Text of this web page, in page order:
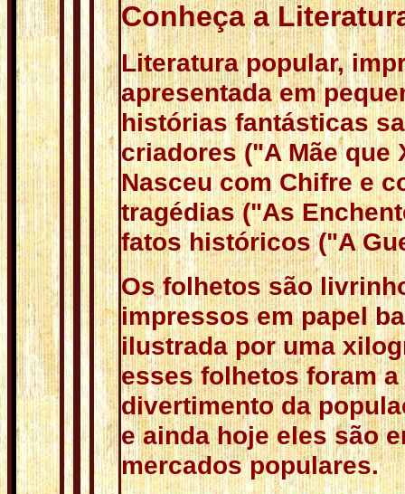
Conheça a
Literatura popular,
apresentada em
histórias fantásticas
criadores ("A Mãe que
Nasceu com Chifre e
tragédias ("As
fatos históricos ("A
Os folhetos são
impressos em papel
ilustrada por uma
esses folhetos foram
divertimento da
e ainda hoje eles são
mercados populares.